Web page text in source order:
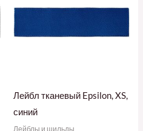
Лейбл тканевый Epsilon, XS,
синий
Лейблы и шильды